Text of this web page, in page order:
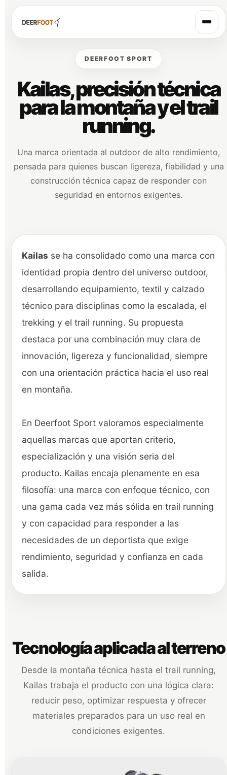
content
DEERFOOT SPORT
Kailas, precisión técnica
para la montaña y el trail
running.
Una marca orientada al outdoor de alto rendimiento,
pensada para quienes buscan ligereza, fiabilidad y una
construcción técnica capaz de responder con
seguridad en entornos exigentes.
Kailas se ha consolidado como una marca con
identidad propia dentro del universo outdoor,
desarrollando equipamiento, textil y calzado
técnico para disciplinas como la escalada, el
trekking y el trail running. Su propuesta
destaca por una combinación muy clara de
innovación, ligereza y funcionalidad, siempre
con una orientación práctica hacia el uso real
en montaña.
En Deerfoot Sport valoramos especialmente
aquellas marcas que aportan criterio,
especialización y una visión seria del
producto. Kailas encaja plenamente en esa
filosofía: una marca con enfoque técnico, con
una gama cada vez más sólida en trail running
y con capacidad para responder a las
necesidades de un deportista que exige
rendimiento, seguridad y confianza en cada
salida.
Tecnología aplicada al terreno
Desde la montaña técnica hasta el trail running,
Kailas trabaja el producto con una lógica clara:
reducir peso, optimizar respuesta y ofrecer
materiales preparados para un uso real en
condiciones exigentes.